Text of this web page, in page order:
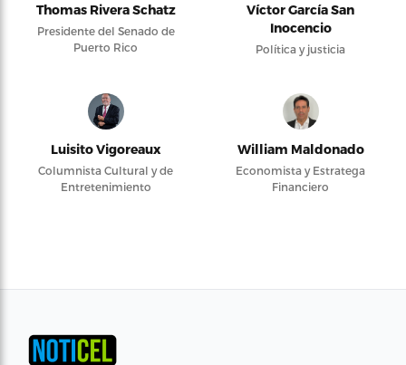
Thomas Rivera Schatz
Presidente del Senado de
Puerto Rico
Víctor García San
Inocencio
Política y justicia
Luisito Vigoreaux
Columnista Cultural y de
Entretenimiento
William Maldonado
Economista y Estratega
Financiero